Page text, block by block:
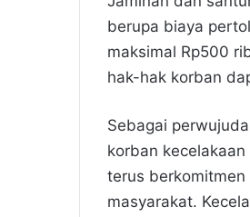
berupa biaya
maksimal Rp500
hak-hak korban
Sebagai
korban
terus
masyarakat.